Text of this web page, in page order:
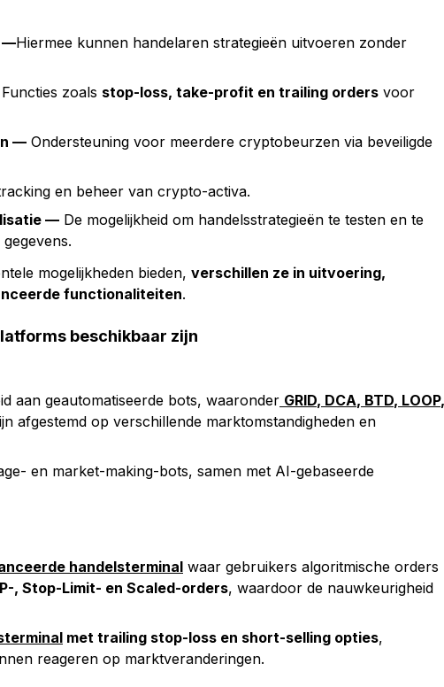
—Hiermee kunnen handelaren strategieën uitvoeren zonder
Functies zoals stop-loss, take-profit en trailing orders voor
— Ondersteuning voor meerdere cryptobeurzen via beveiligde
en beheer van crypto-activa.
— De mogelijkheid om handelsstrategieën te testen en te
mogelijkheden bieden, verschillen ze in uitvoering,
functionaliteiten.
beschikbaar zijn
aan geautomatiseerde bots, waaronder GRID, DCA, BTD, LOOP,
afgestemd op verschillende marktomstandigheden en
en market-making-bots, samen met AI-gebaseerde
handelsterminal waar gebruikers algoritmische orders
, Stop-Limit- en Scaled-orders, waardoor de nauwkeurigheid
met trailing stop-loss en short-selling opties,
reageren op marktveranderingen.